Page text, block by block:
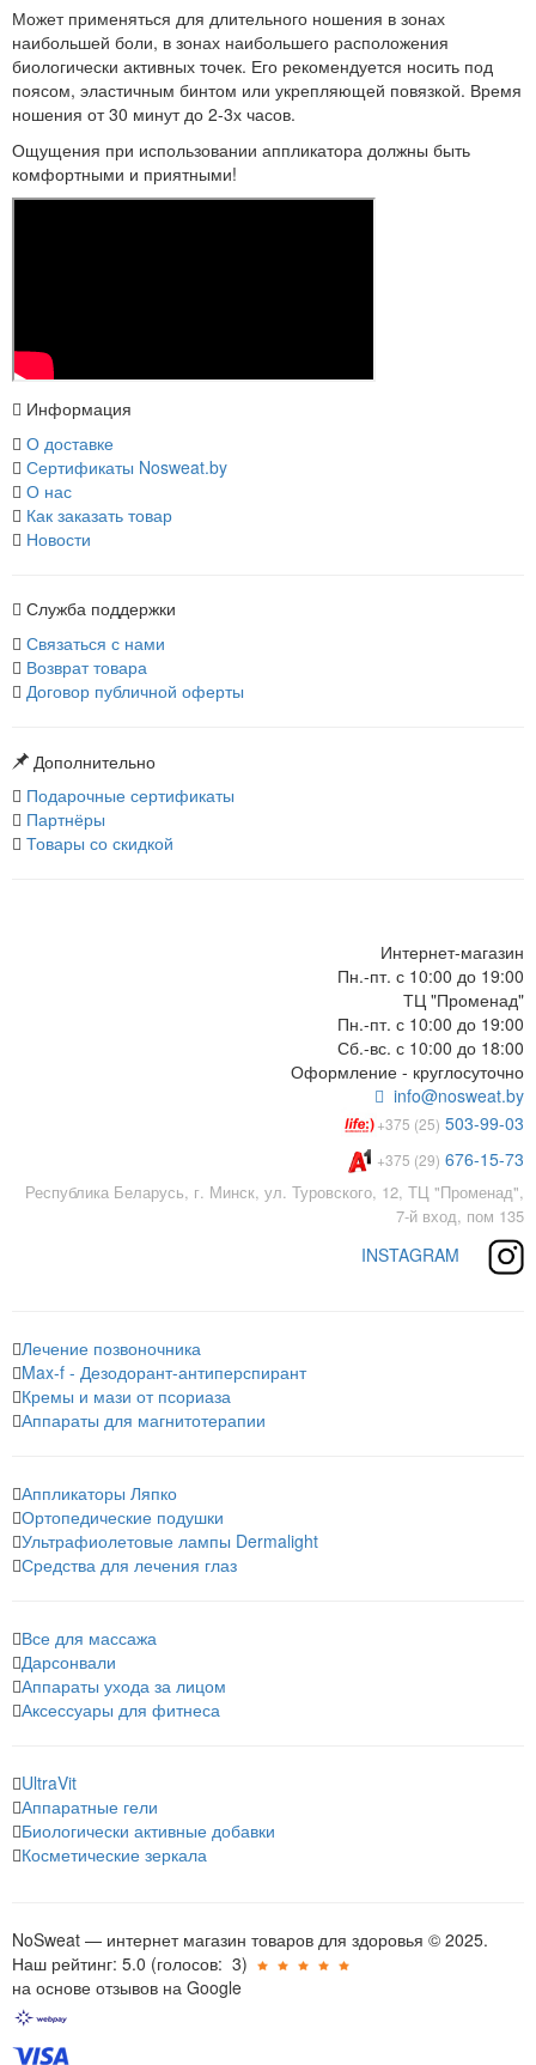
Может применяться для длительного ношения в зонах
наибольшей боли, в зонах наибольшего расположения
биологически активных точек. Его рекомендуется носить под
поясом, эластичным бинтом или укрепляющей повязкой. Время
ношения от 30 минут до 2-3х часов.
Ощущения при использовании аппликатора должны быть
комфортными и приятными!
Информация
О доставке
Сертификаты Nosweat.by
О нас
Как заказать товар
Новости
Служба поддержки
Связаться с нами
Возврат товара
Договор публичной оферты
Дополнительно
Подарочные сертификаты
Партнёры
Товары со скидкой
Интернет-магазин
Пн.-пт. с 10:00 до 19:00
ТЦ "Променад"
Пн.-пт. с 10:00 до 19:00
Сб.-вс. с 10:00 до 18:00
Оформление - круглосуточно
info@nosweat.by
+375 (25) 503-99-03
+375 (29) 676-15-73
Республика Беларусь, г. Минск, ул. Туровского, 12, ТЦ "Променад",
7-й вход, пом 135
INSTAGRAM
Лечение позвоночника
Max-f - Дезодорант-антиперспирант
Кремы и мази от псориаза
Аппараты для магнитотерапии
Аппликаторы Ляпко
Ортопедические подушки
Ультрафиолетовые лампы Dermalight
Средства для лечения глаз
Все для массажа
Дарсонвали
Аппараты ухода за лицом
Аксессуары для фитнеса
UltraVit
Аппаратные гели
Биологически активные добавки
Косметические зеркала
NoSweat — интернет магазин товаров для здоровья © 2025.
Наш рейтинг: 5.0 (голосов: 3)
на основе отзывов на Google